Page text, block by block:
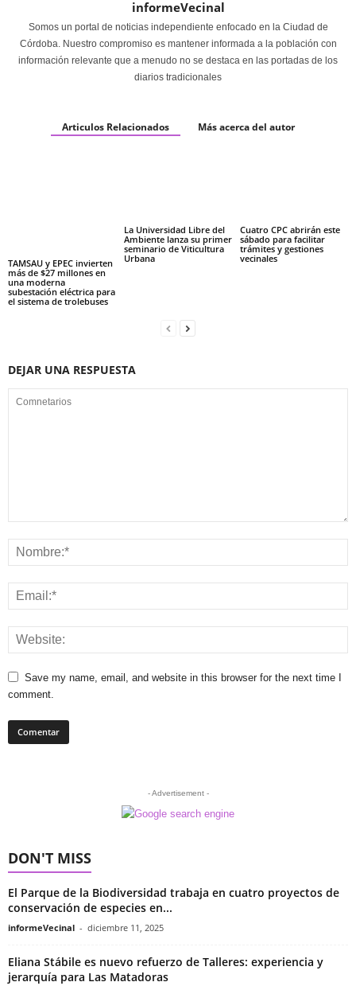
informeVecinal
Somos un portal de noticias independiente enfocado en la Ciudad de
Córdoba. Nuestro compromiso es mantener informada a la población con
información relevante que a menudo no se destaca en las portadas de los
diarios tradicionales
Articulos Relacionados Más acerca del autor
TAMSAU y EPEC invierten
más de $27 millones en
una moderna
subestación eléctrica para
el sistema de trolebuses
La Universidad Libre del
Ambiente lanza su primer
seminario de Viticultura
Urbana
Cuatro CPC abrirán este
sábado para facilitar
trámites y gestiones
vecinales
DEJAR UNA RESPUESTA
Save my name, email, and website in this browser for the next time I
comment.
- Advertisement -
DON'T MISS
El Parque de la Biodiversidad trabaja en cuatro proyectos de
conservación de especies en...
informeVecinal - diciembre 11, 2025
Eliana Stábile es nuevo refuerzo de Talleres: experiencia y
jerarquía para Las Matadoras